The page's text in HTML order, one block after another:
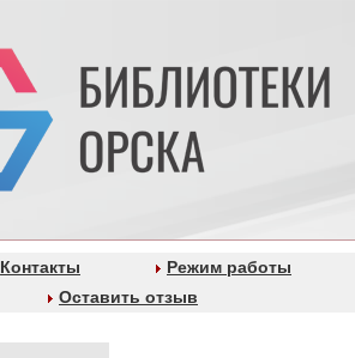
Контакты
Режим работы
Оставить отзыв